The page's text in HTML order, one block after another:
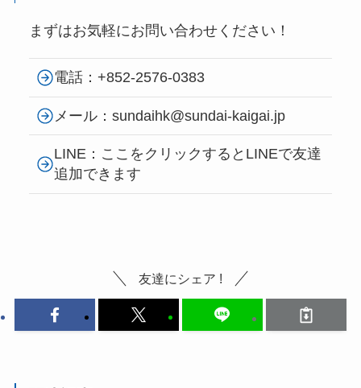
まずはお気軽にお問い合わせください！
電話：+852-2576-0383
メール：sundaihk@sundai-kaigai.jp
LINE：ここをクリックするとLINEで友達
追加できます
友達にシェア !